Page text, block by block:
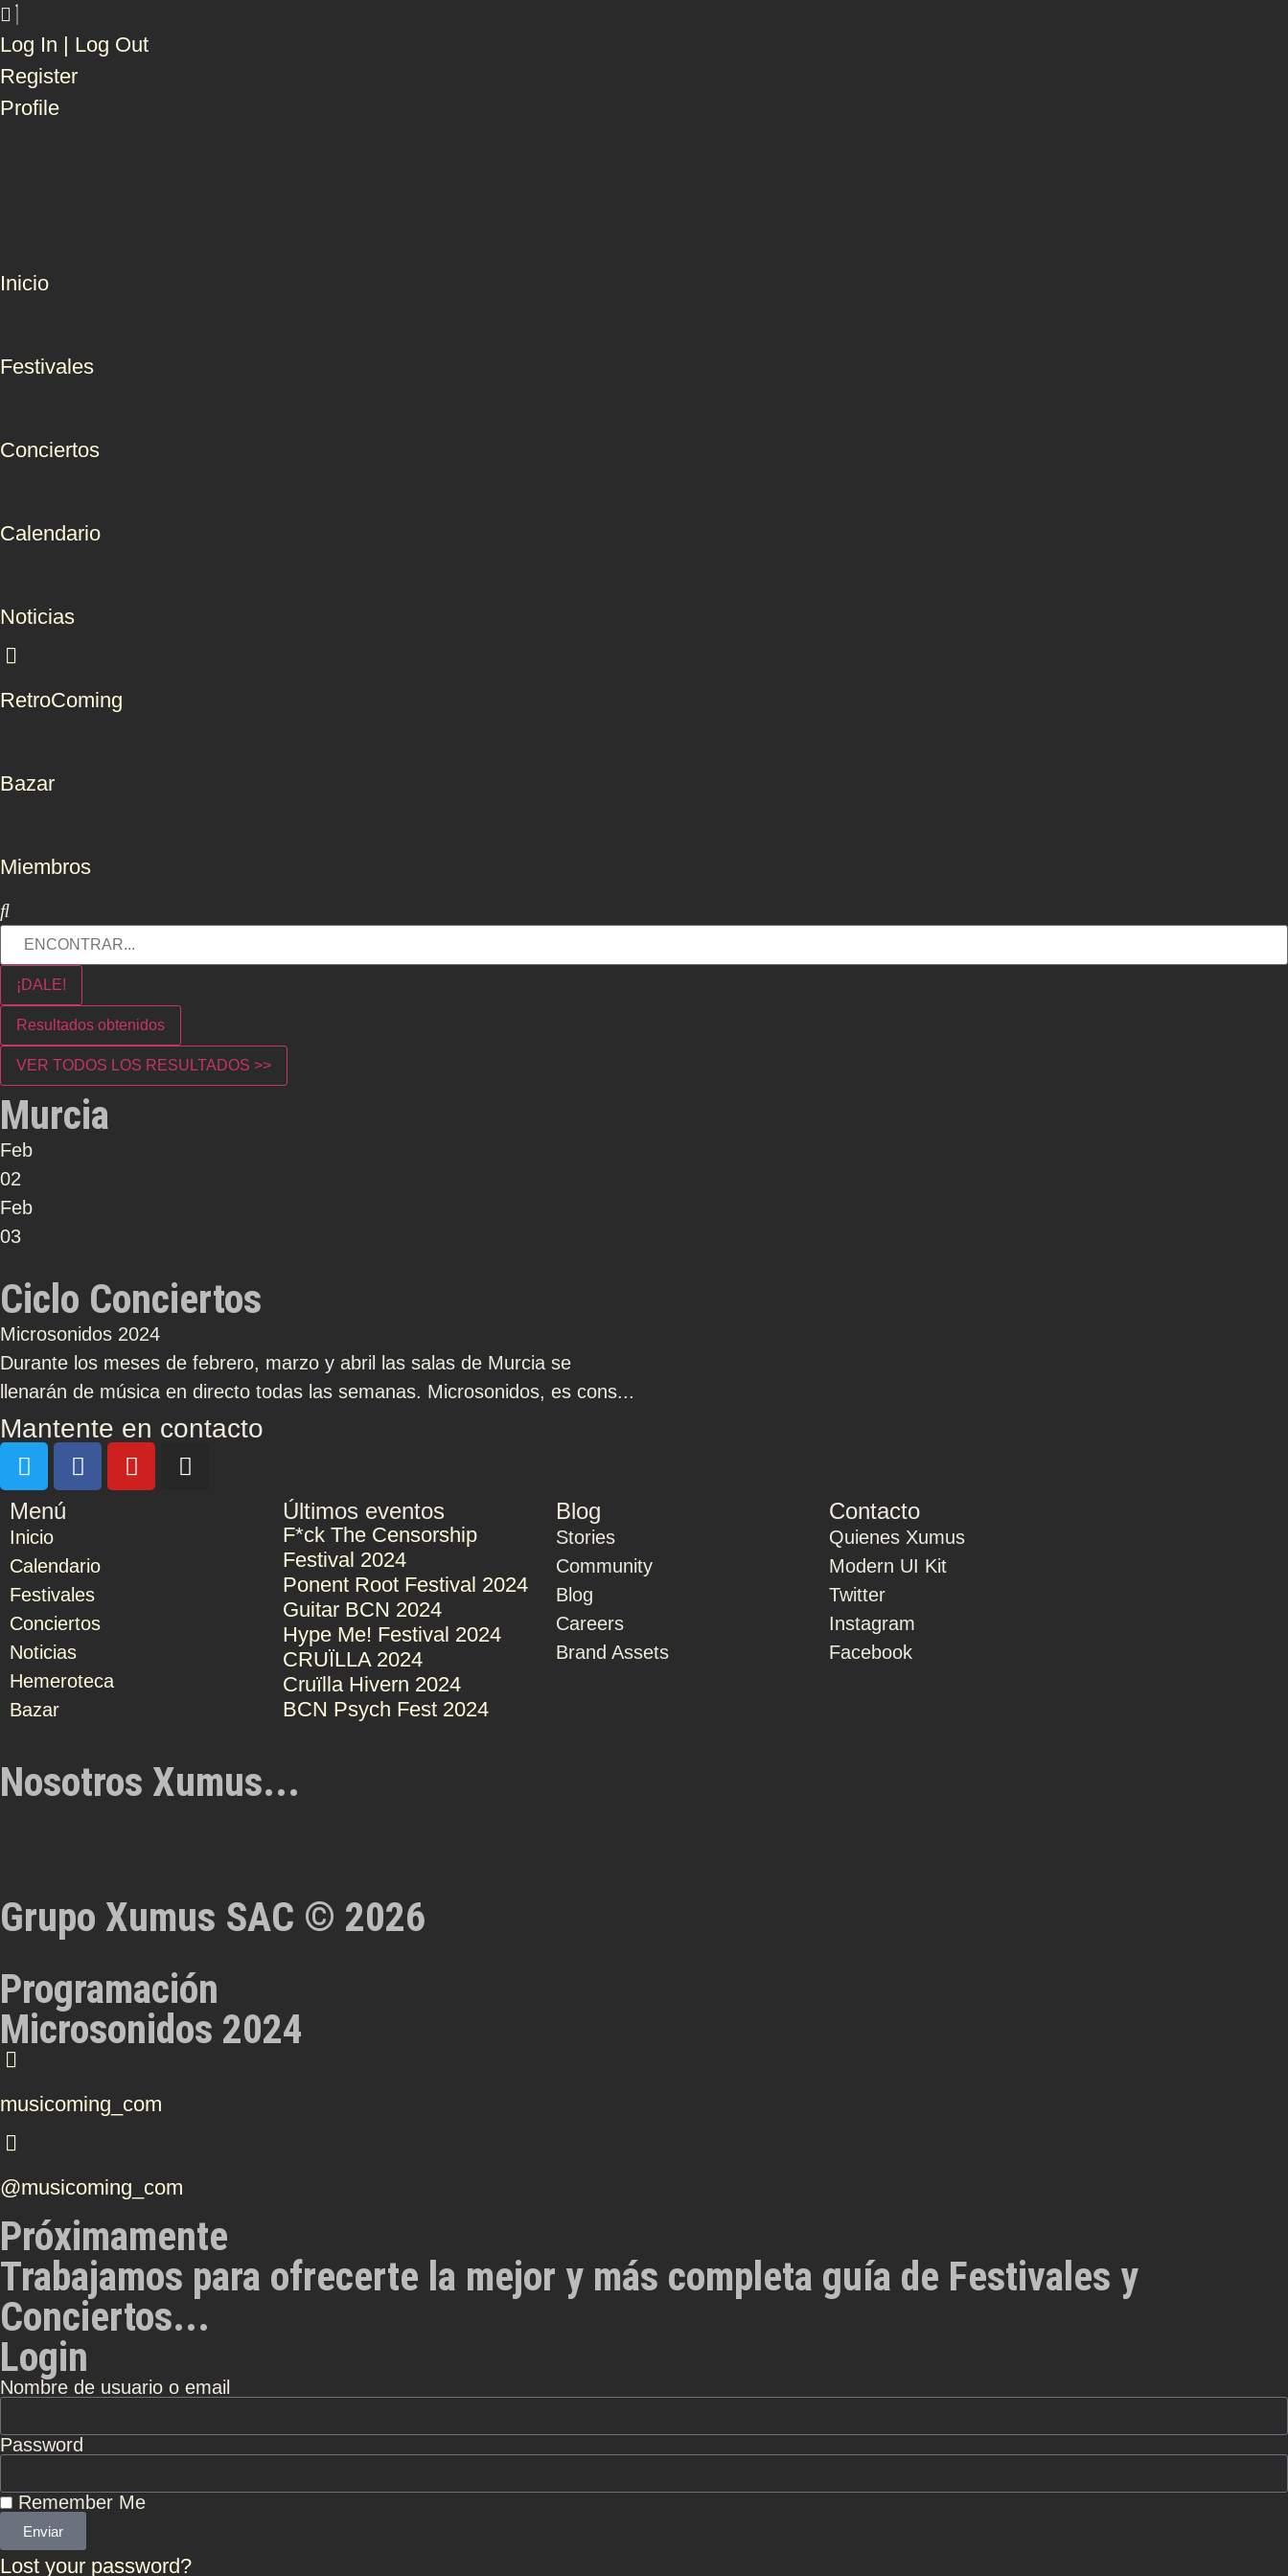
Log In | Log Out
Register
Profile
Inicio
Festivales
Conciertos
Calendario
Noticias
RetroComing
Bazar
Miembros
¡DALE!
Resultados obtenidos
VER TODOS LOS RESULTADOS >>
Murcia
Feb
02
Feb
03
Ciclo Conciertos
Microsonidos 2024
Durante los meses de febrero, marzo y abril las salas de Murcia se
llenarán de música en directo todas las semanas. Microsonidos, es cons...
Mantente en contacto
Menú
Inicio
Calendario
Festivales
Conciertos
Noticias
Hemeroteca
Bazar
Últimos eventos
F*ck The Censorship
Festival 2024
Ponent Root Festival 2024
Guitar BCN 2024
Hype Me! Festival 2024
CRUÏLLA 2024
Cruïlla Hivern 2024
BCN Psych Fest 2024
Blog
Stories
Community
Blog
Careers
Brand Assets
Contacto
Quienes Xumus
Modern UI Kit
Twitter
Instagram
Facebook
Nosotros Xumus...
Grupo Xumus SAC © 2026
Programación
Microsonidos 2024
musicoming_com
@musicoming_com
Próximamente
Trabajamos para ofrecerte la mejor y más completa guía de Festivales y
Conciertos...
Login
Nombre de usuario o email
Password
Remember Me
Enviar
Lost your password?